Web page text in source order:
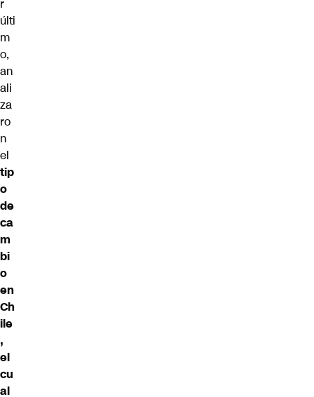
r
últi
m
o,
an
ali
za
ro
n
el
tip
o
de
ca
m
bi
o
en
Ch
ile
,
el
cu
al